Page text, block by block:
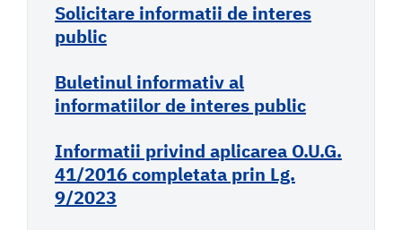
Solicitare informatii de interes
public
Buletinul informativ al
informatiilor de interes public
Informatii privind aplicarea O.U.G.
41/2016 completata prin Lg.
9/2023